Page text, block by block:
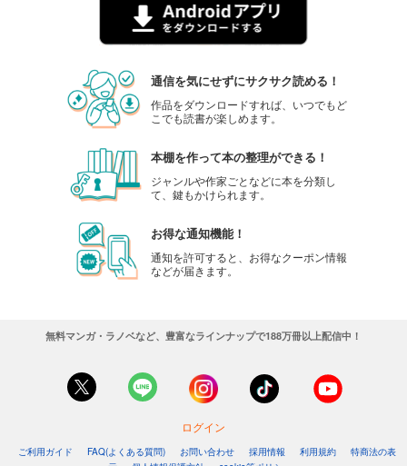
通信を気にせずにサクサク読める！
作品をダウンロードすれば、いつでもど
こでも読書が楽しめます。
本棚を作って本の整理ができる！
ジャンルや作家ごとなどに本を分類し
て、鍵もかけられます。
お得な通知機能！
通知を許可すると、お得なクーポン情報
などが届きます。
無料マンガ・ラノベなど、豊富なラインナップで188万冊以上配信中！
ログイン
ご利用ガイド FAQ(よくある質問) お問い合わせ 採用情報 利用規約
特商法の表